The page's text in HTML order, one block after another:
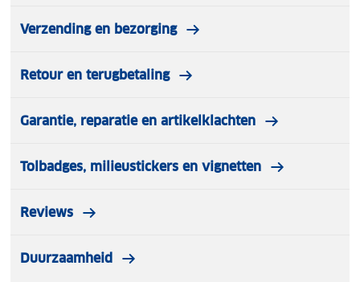
Verzending en bezorging
Retour en terugbetaling
Garantie, reparatie en artikelklachten
Tolbadges, milieustickers en vignetten
Reviews
Duurzaamheid